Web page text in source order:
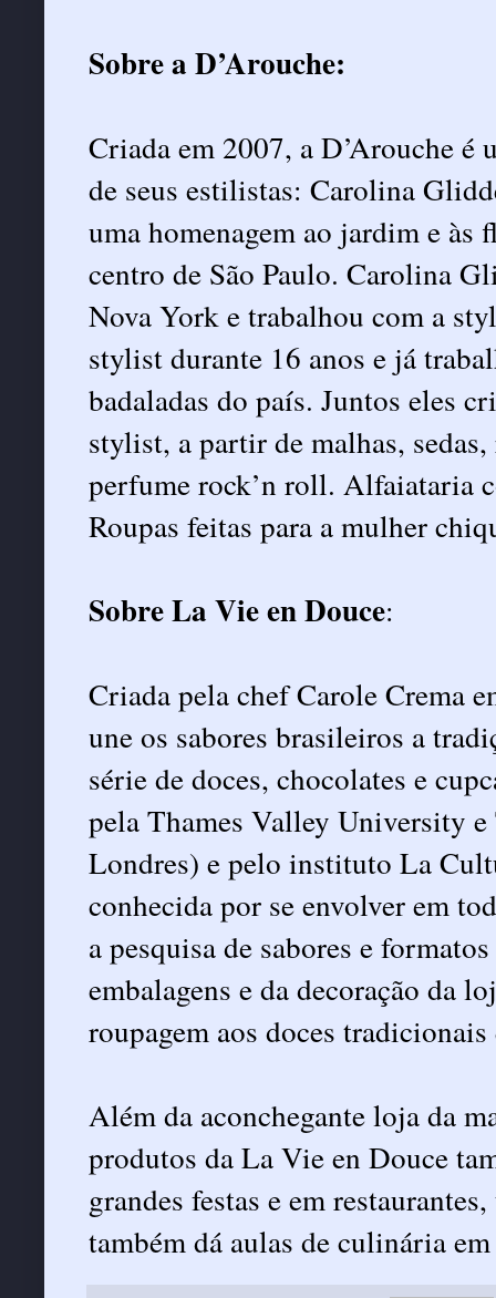
Sobre a D’Arouche:
Criada em 2007, a D’Arouche é
de seus estilistas: Carolina
uma homenagem ao jardim e
centro de São Paulo. Carolina
Nova York e trabalhou com a
stylist durante 16 anos e já
badaladas do país. Juntos eles
stylist, a partir de malhas,
perfume rock’n roll. Alfaiataria
Roupas feitas para a mulher
Sobre La Vie en Douce:
Criada pela chef Carole Crema
une os sabores brasileiros a
série de doces, chocolates e
pela Thames Valley University
Londres) e pelo instituto La
conhecida por se envolver em
a pesquisa de sabores e
embalagens e da decoração da
roupagem aos doces
Além da aconchegante loja da
produtos da La Vie en Douce
grandes festas e em
também dá aulas de culinária